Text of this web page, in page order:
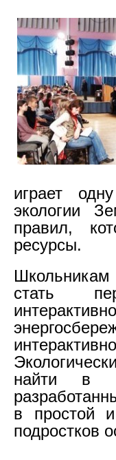
играет
экологии
правил,
ресурсы.
Школьникам
стать
найти в
в простой
подростков